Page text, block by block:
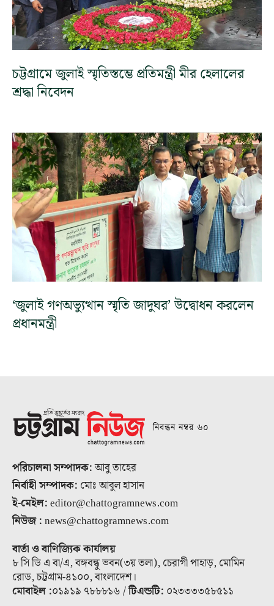
চট্টগ্রামে জুলাই স্মৃতিস্তম্ভে প্রতিমন্ত্রী মীর হেলালের
শ্রদ্ধা নিবেদন
‘জুলাই গণঅভ্যুত্থান স্মৃতি জাদুঘর’ উদ্বোধন করলেন
প্রধানমন্ত্রী
নিবন্ধন নম্বর ৬০
পরিচালনা সম্পাদক:আবু তাহের
নির্বাহী সম্পাদক: মোঃ আবুল হাসান
ই-মেইল:editor@chattogramnews.com
নিউজ :news@chattogramnews.com
বার্তা ও বাণিজ্যিক কার্যালয়
৮ সি ডি এ বা/এ, বঙ্গবন্ধু ভবন(৩য় তলা), চেরাগী পাহাড়, মোমিন
রোড, চট্টগ্রাম-৪১০০, বাংলাদেশ।
মোবাইল :০১৯১৯ ৭৮৮৮১৬ /টিএন্ডটি: ০২৩৩৩৩৫৮৫১১